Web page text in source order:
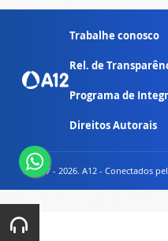
Trabalhe conosco
Rel. de
Programa de
Direitos Autorais
© 2007 - 2026. A12 - Conectados